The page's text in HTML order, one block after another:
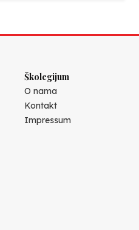
Školegijum
O nama
Kontakt
Impressum